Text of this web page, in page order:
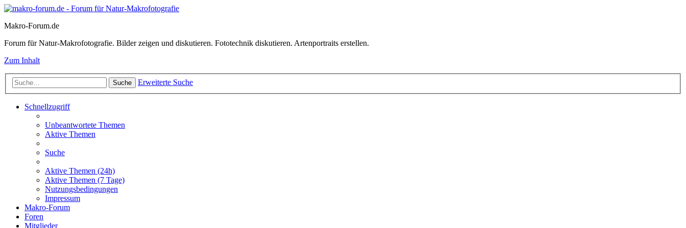
Makro-Forum.de
Forum für Natur-Makrofotografie. Bilder zeigen und diskutieren. Fototechnik diskutieren. Artenportraits erstellen.
Zum Inhalt
Suche Erweiterte Suche
Schnellzugriff
Unbeantwortete Themen
Aktive Themen
Suche
Aktive Themen (24h)
Aktive Themen (7 Tage)
Nutzungsbedingungen
Impressum
Makro-Forum
Foren
Mitglieder